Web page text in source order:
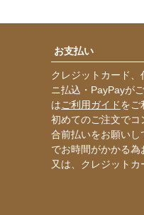
お支払い
クレジットカード
ニ払込・PayPayが
はご利用ガイドをご
初めてのご注文で
合前払いをお願いし
でお時間がかかる
又は、クレジットカ